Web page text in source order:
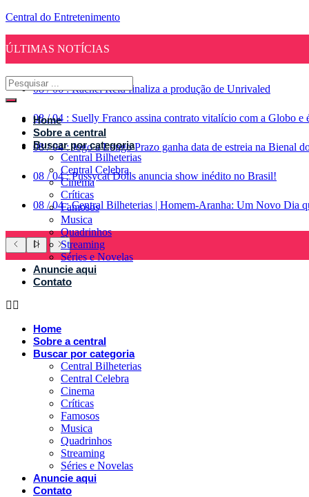
Central do Entretenimento
ÚLTIMAS NOTÍCIAS
08 / 06 : Rachel Reid finaliza a produção de Unrivaled
08 / 04 : Suelly Franco assina contrato vitalício com a Globo e
08 / 04 : Jogo a Longo Prazo ganha data de estreia na Bienal
08 / 04 : Pussycat Dolls anuncia show inédito no Brasil!
08 / 04 : Central Bilheterias | Homem-Aranha: Um Novo Dia
Home
Sobre a central
Buscar por categoria
Central Bilheterias
Central Celebra
Cinema
Críticas
Famosos
Musica
Quadrinhos
Streaming
Séries e Novelas
Anuncie aqui
Contato
Home
Sobre a central
Buscar por categoria
Central Bilheterias
Central Celebra
Cinema
Críticas
Famosos
Musica
Quadrinhos
Streaming
Séries e Novelas
Anuncie aqui
Contato